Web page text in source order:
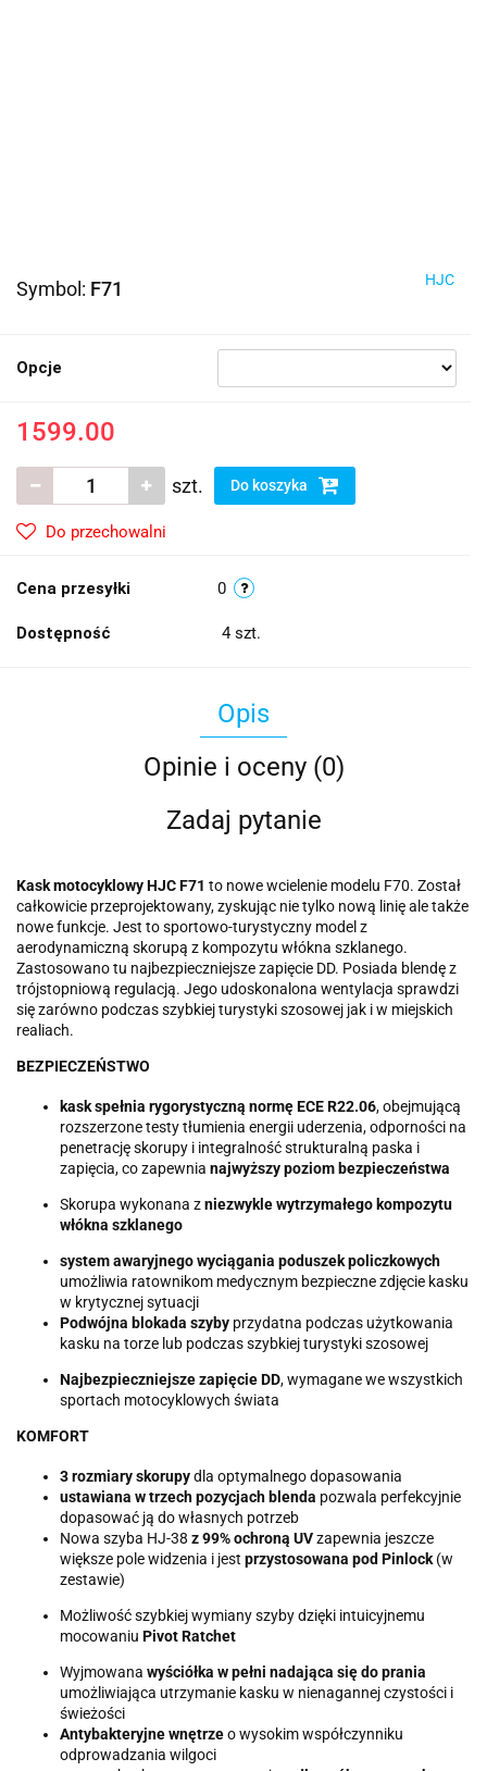
Symbol: F71 HJC
Opcje
1599.00
szt. Do koszyka
Do przechowalni
Cena przesyłki 0
Dostępność 4 szt.
Opis
Opinie i oceny (0)
Zadaj pytanie
Kask motocyklowy HJC F71 to nowe wcielenie modelu F70. Został
całkowicie przeprojektowany, zyskując nie tylko nową linię ale także
nowe funkcje. Jest to sportowo-turystyczny model z
aerodynamiczną skorupą z kompozytu włókna szklanego.
Zastosowano tu najbezpieczniejsze zapięcie DD. Posiada blendę z
trójstopniową regulacją. Jego udoskonalona wentylacja sprawdzi
się zarówno podczas szybkiej turystyki szosowej jak i w miejskich
realiach.
BEZPIECZEŃSTWO
kask spełnia rygorystyczną normę ECE R22.06, obejmującą
rozszerzone testy tłumienia energii uderzenia, odporności na
penetrację skorupy i integralność strukturalną paska i
zapięcia, co zapewnia najwyższy poziom bezpieczeństwa
Skorupa wykonana zniezwykle wytrzymałego kompozytu
włókna szklanego
system awaryjnego wyciągania poduszek policzkowych
umożliwia ratownikom medycznym bezpieczne zdjęcie kasku
w krytycznej sytuacji
Podwójna blokada szyby przydatna podczas użytkowania
kasku na torze lub podczas szybkiej turystyki szosowej
Najbezpieczniejsze zapięcie DD, wymagane we wszystkich
sportach motocyklowych świata
KOMFORT
3 rozmiary skorupydla optymalnego dopasowania
ustawiana w trzech pozycjach blenda pozwala perfekcyjnie
dopasować ją do własnych potrzeb
Nowa szyba HJ-38 z 99% ochroną UVzapewnia jeszcze
większe pole widzenia i jest przystosowana pod Pinlock (w
zestawie)
Możliwość szybkiej wymiany szyby dzięki intuicyjnemu
mocowaniu Pivot Ratchet
Wyjmowana wyściółka w pełni nadająca się do prania
umożliwiająca utrzymanie kasku w nienagannej czystości i
świeżości
Antybakteryjne wnętrzeo wysokim współczynniku
odprowadzania wilgoci